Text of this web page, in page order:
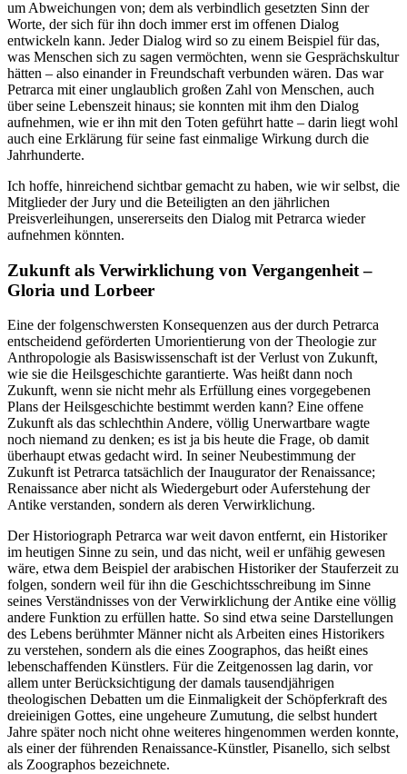
um Abweichungen von; dem als verbindlich gesetzten Sinn der
Worte, der sich für ihn doch immer erst im offenen Dialog
entwickeln kann. Jeder Dialog wird so zu einem Beispiel für das,
was Menschen sich zu sagen vermöchten, wenn sie Gesprächskultur
hätten – also einander in Freundschaft verbunden wären. Das war
Petrarca mit einer unglaublich großen Zahl von Menschen, auch
über seine Lebenszeit hinaus; sie konnten mit ihm den Dialog
aufnehmen, wie er ihn mit den Toten geführt hatte – darin liegt wohl
auch eine Erklärung für seine fast einmalige Wirkung durch die
Jahrhunderte.
Ich hoffe, hinreichend sichtbar gemacht zu haben, wie wir selbst, die
Mitglieder der Jury und die Beteiligten an den jährlichen
Preisverleihungen, unsererseits den Dialog mit Petrarca wieder
aufnehmen könnten.
Zukunft als Verwirklichung von Vergangenheit –
Gloria und Lorbeer
Eine der folgenschwersten Konsequenzen aus der durch Petrarca
entscheidend geförderten Umorientierung von der Theologie zur
Anthropologie als Basiswissenschaft ist der Verlust von Zukunft,
wie sie die Heilsgeschichte garantierte. Was heißt dann noch
Zukunft, wenn sie nicht mehr als Erfüllung eines vorgegebenen
Plans der Heilsgeschichte bestimmt werden kann? Eine offene
Zukunft als das schlechthin Andere, völlig Unerwartbare wagte
noch niemand zu denken; es ist ja bis heute die Frage, ob damit
überhaupt etwas gedacht wird. In seiner Neubestimmung der
Zukunft ist Petrarca tatsächlich der Inaugurator der Renaissance;
Renaissance aber nicht als Wiedergeburt oder Auferstehung der
Antike verstanden, sondern als deren Verwirklichung.
Der Historiograph Petrarca war weit davon entfernt, ein Historiker
im heutigen Sinne zu sein, und das nicht, weil er unfähig gewesen
wäre, etwa dem Beispiel der arabischen Historiker der Stauferzeit zu
folgen, sondern weil für ihn die Geschichtsschreibung im Sinne
seines Verständnisses von der Verwirklichung der Antike eine völlig
andere Funktion zu erfüllen hatte. So sind etwa seine Darstellungen
des Lebens berühmter Männer nicht als Arbeiten eines Historikers
zu verstehen, sondern als die eines Zoographos, das heißt eines
lebenschaffenden Künstlers. Für die Zeitgenossen lag darin, vor
allem unter Berücksichtigung der damals tausendjährigen
theologischen Debatten um die Einmaligkeit der Schöpferkraft des
dreieinigen Gottes, eine ungeheure Zumutung, die selbst hundert
Jahre später noch nicht ohne weiteres hingenommen werden konnte,
als einer der führenden Renaissance-Künstler, Pisanello, sich selbst
als Zoographos bezeichnete.